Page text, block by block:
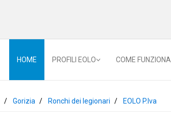
HOME PROFILI EOLO COME FUNZIONA
Gorizia Ronchi dei legionari EOLO P.Iva